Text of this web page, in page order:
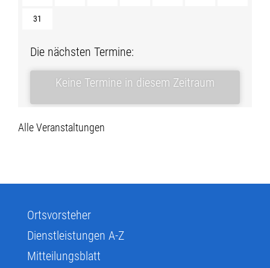
31
Die nächsten Termine:
Keine Termine in diesem Zeitraum
Alle Veranstaltungen
Ortsvorsteher
Dienstleistungen A-Z
Mitteilungsblatt